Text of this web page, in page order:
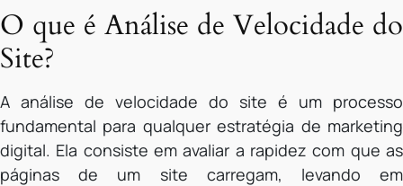
O que é Análise de Velocidade do
Site?
A análise de velocidade do site é um processo
fundamental para qualquer estratégia de marketing
digital. Ela consiste em avaliar a rapidez com que as
páginas de um site carregam, levando em